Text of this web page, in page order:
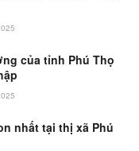
của tỉnh Phú Thọ
nhất tại thị xã Phú